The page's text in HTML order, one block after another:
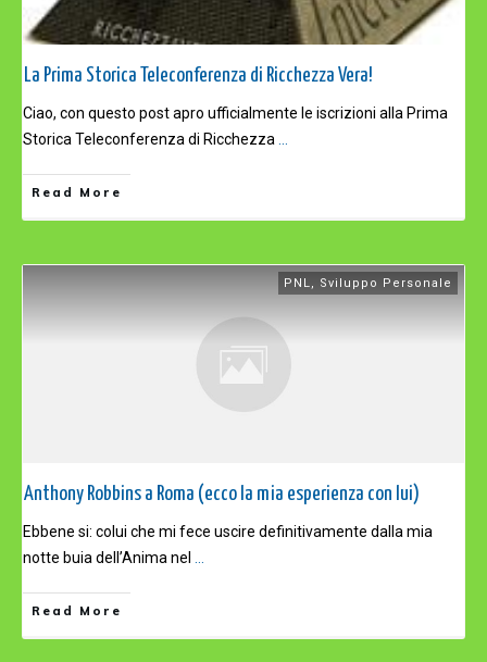
La Prima Storica Teleconferenza di Ricchezza Vera!
Ciao, con questo post apro ufficialmente le iscrizioni alla Prima
Storica Teleconferenza di Ricchezza
Read More
PNL, Sviluppo Personale
Anthony Robbins a Roma (ecco la mia esperienza con lui)
Ebbene si: colui che mi fece uscire definitivamente dalla mia
notte buia dell’Anima nel
Read More